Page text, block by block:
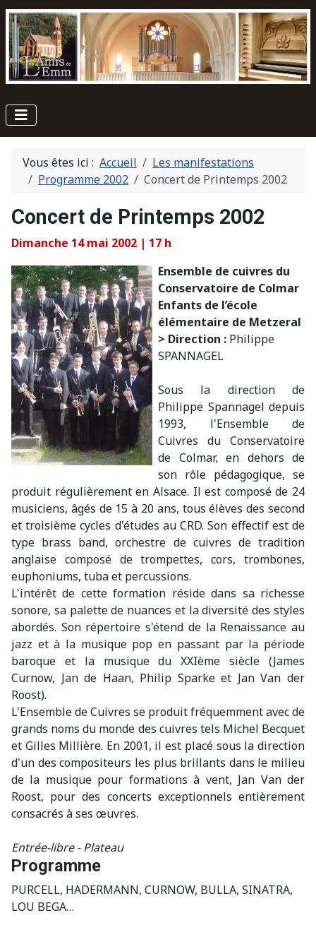
Vous êtes ici : Accueil
Les manifestations
Programme 2002
Concert de Printemps 2002
Concert de Printemps 2002
Dimanche 14 mai 2002 | 17 h
Ensemble de cuivres du
Conservatoire de Colmar
Enfants de l’école
élémentaire de Metzeral
> Direction : Philippe
SPANNAGEL
Sous la direction de
Philippe Spannagel depuis
1993, l'Ensemble de
Cuivres du Conservatoire
de Colmar, en dehors de
son rôle pédagogique, se
produit régulièrement en Alsace. Il est composé de 24
musiciens, âgés de 15 à 20 ans, tous élèves des second
et troisième cycles d'études au CRD. Son effectif est de
type brass band, orchestre de cuivres de tradition
anglaise composé de trompettes, cors, trombones,
euphoniums, tuba et percussions.
L'intérêt de cette formation réside dans sa richesse
sonore, sa palette de nuances et la diversité des styles
abordés. Son répertoire s'étend de la Renaissance au
jazz et à la musique pop en passant par la période
baroque et la musique du XXIème siècle (James
Curnow, Jan de Haan, Philip Sparke et Jan Van der
Roost).
L'Ensemble de Cuivres se produit fréquemment avec de
grands noms du monde des cuivres tels Michel Becquet
et Gilles Millière. En 2001, il est placé sous la direction
d'un des compositeurs les plus brillants dans le milieu
de la musique pour formations à vent, Jan Van der
Roost, pour des concerts exceptionnels entièrement
consacrés à ses œuvres.
Entrée-libre - Plateau
Programme
PURCELL, HADERMANN, CURNOW, BULLA, SINATRA,
LOU BEGA…